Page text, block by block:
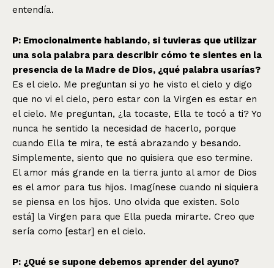
entendía.
P: Emocionalmente hablando, si tuvieras que utilizar
una sola palabra para describir cómo te sientes en la
presencia de la Madre de Dios, ¿qué palabra usarías?
Es el cielo. Me preguntan si yo he visto el cielo y digo
que no vi el cielo, pero estar con la Virgen es estar en
el cielo. Me preguntan, ¿la tocaste, Ella te tocó a ti? Yo
nunca he sentido la necesidad de hacerlo, porque
cuando Ella te mira, te está abrazando y besando.
Simplemente, siento que no quisiera que eso termine.
El amor más grande en la tierra junto al amor de Dios
es el amor para tus hijos. Imagínese cuando ni siquiera
se piensa en los hijos. Uno olvida que existen. Solo
está] la Virgen para que Ella pueda mirarte. Creo que
sería como [estar] en el cielo.
P: ¿Qué se supone debemos aprender del ayuno?